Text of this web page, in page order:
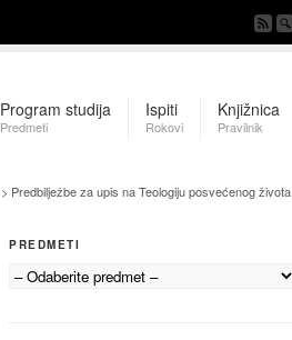
Program studija
Predmeti
Ispiti
Rokovi
Knjižnica
Pravilnik
> Predbilježbe za upis na Teologiju posvećenog života
PREDMETI